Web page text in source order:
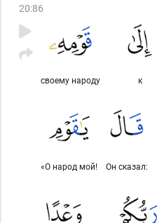
20:86
к
своему народу
Он сказал:
«О народ мой!